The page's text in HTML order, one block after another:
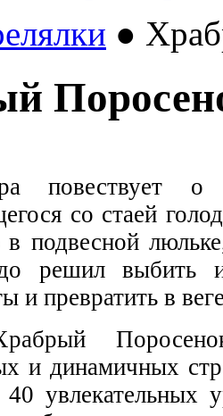
●
повествует о
со стаей
подвесной
решил выбить
и превратить в
и динамичных
увлекательных